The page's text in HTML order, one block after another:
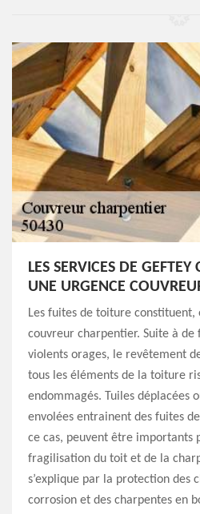
LES SERVICES DE
UNE URGENCE
Les fuites de toiture
couvreur charpentier. Suite à
violents orages, le revêtement
tous les éléments de la toiture
endommagés. Tuiles déplacées
envolées entrainent des fuites
ce cas, peuvent être importants
fragilisation du toit et de la
s’explique par la protection des
corrosion et des charpentes en